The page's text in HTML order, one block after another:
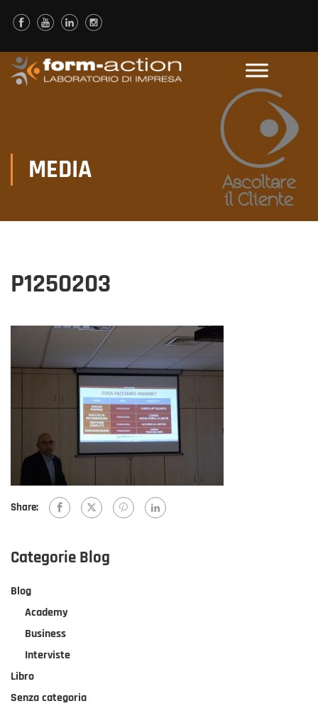
MEDIA
P1250203
Share:
Categorie Blog
Blog
Academy
Business
Interviste
Libro
Senza categoria